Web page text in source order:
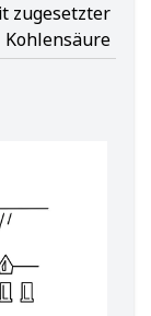
zugesetzter
Kohlensäure